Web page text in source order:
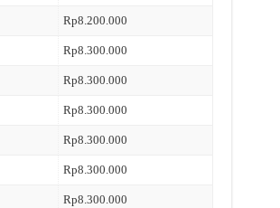
Rp8.200.000
Rp8.300.000
Rp8.300.000
Rp8.300.000
Rp8.300.000
Rp8.300.000
Rp8.300.000